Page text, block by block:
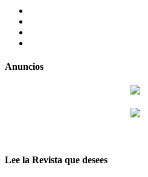
Anuncios
Lee la Revista que desees